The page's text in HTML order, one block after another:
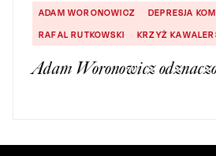
ADAM WORONOWICZ
DEPRESJA
RAFAL RUTKOWSKI
KRZYŻ
Adam Woronowicz